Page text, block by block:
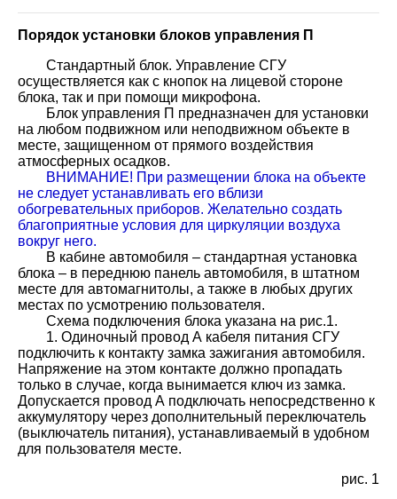
Порядок установки блоков управления П
Стандартный блок. Управление СГУ
осуществляется как с кнопок на лицевой стороне
блока, так и при помощи микрофона.
Блок управления П предназначен для установки
на любом подвижном или неподвижном объекте в
месте, защищенном от прямого воздействия
атмосферных осадков.
ВНИМАНИЕ! При размещении блока на объекте
не следует устанавливать его вблизи
обогревательных приборов. Желательно создать
благоприятные условия для циркуляции воздуха
вокруг него.
В кабине автомобиля – стандартная установка
блока – в переднюю панель автомобиля, в штатном
месте для автомагнитолы, а также в любых других
местах по усмотрению пользователя.
Схема подключения блока указана на рис.1.
1. Одиночный провод А кабеля питания СГУ
подключить к контакту замка зажигания автомобиля.
Напряжение на этом контакте должно пропадать
только в случае, когда вынимается ключ из замка.
Допускается провод А подключать непосредственно к
аккумулятору через дополнительный переключатель
(выключатель питания), устанавливаемый в удобном
для пользователя месте.
рис. 1